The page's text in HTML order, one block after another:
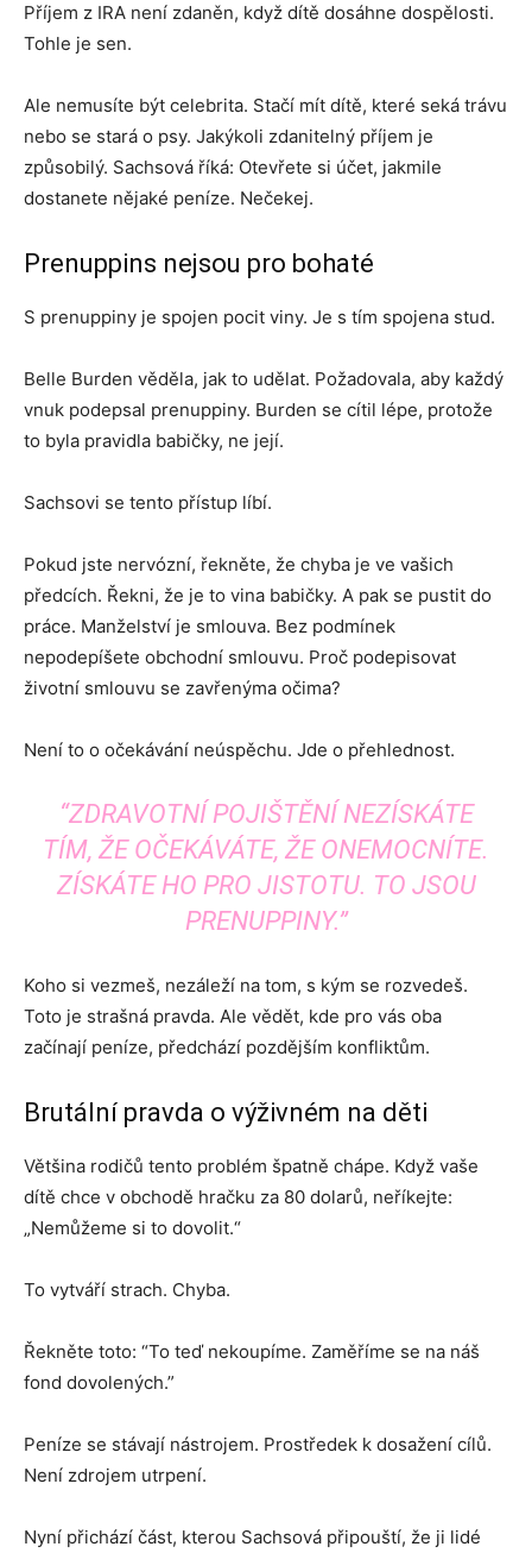
Příjem z IRA není zdaněn, když dítě dosáhne dospělosti.
Tohle je sen.
Ale nemusíte být celebrita. Stačí mít dítě, které seká trávu
nebo se stará o psy. Jakýkoli zdanitelný příjem je
způsobilý. Sachsová říká: Otevřete si účet, jakmile
dostanete nějaké peníze. Nečekej.
Prenuppins nejsou pro bohaté
S prenuppiny je spojen pocit viny. Je s tím spojena stud.
Belle Burden věděla, jak to udělat. Požadovala, aby každý
vnuk podepsal prenuppiny. Burden se cítil lépe, protože
to byla pravidla babičky, ne její.
Sachsovi se tento přístup líbí.
Pokud jste nervózní, řekněte, že chyba je ve vašich
předcích. Řekni, že je to vina babičky. A pak se pustit do
práce. Manželství je smlouva. Bez podmínek
nepodepíšete obchodní smlouvu. Proč podepisovat
životní smlouvu se zavřenýma očima?
Není to o očekávání neúspěchu. Jde o přehlednost.
“ZDRAVOTNÍ POJIŠTĚNÍ NEZÍSKÁTE
TÍM, ŽE OČEKÁVÁTE, ŽE ONEMOCNÍTE.
ZÍSKÁTE HO PRO JISTOTU. TO JSOU
PRENUPPINY.”
Koho si vezmeš, nezáleží na tom, s kým se rozvedeš.
Toto je strašná pravda. Ale vědět, kde pro vás oba
začínají peníze, předchází pozdějším konfliktům.
Brutální pravda o výživném na děti
Většina rodičů tento problém špatně chápe. Když vaše
dítě chce v obchodě hračku za 80 dolarů, neříkejte:
„Nemůžeme si to dovolit.“
To vytváří strach. Chyba.
Řekněte toto: “To teď nekoupíme. Zaměříme se na náš
fond dovolených.”
Peníze se stávají nástrojem. Prostředek k dosažení cílů.
Není zdrojem utrpení.
Nyní přichází část, kterou Sachsová připouští, že ji lidé